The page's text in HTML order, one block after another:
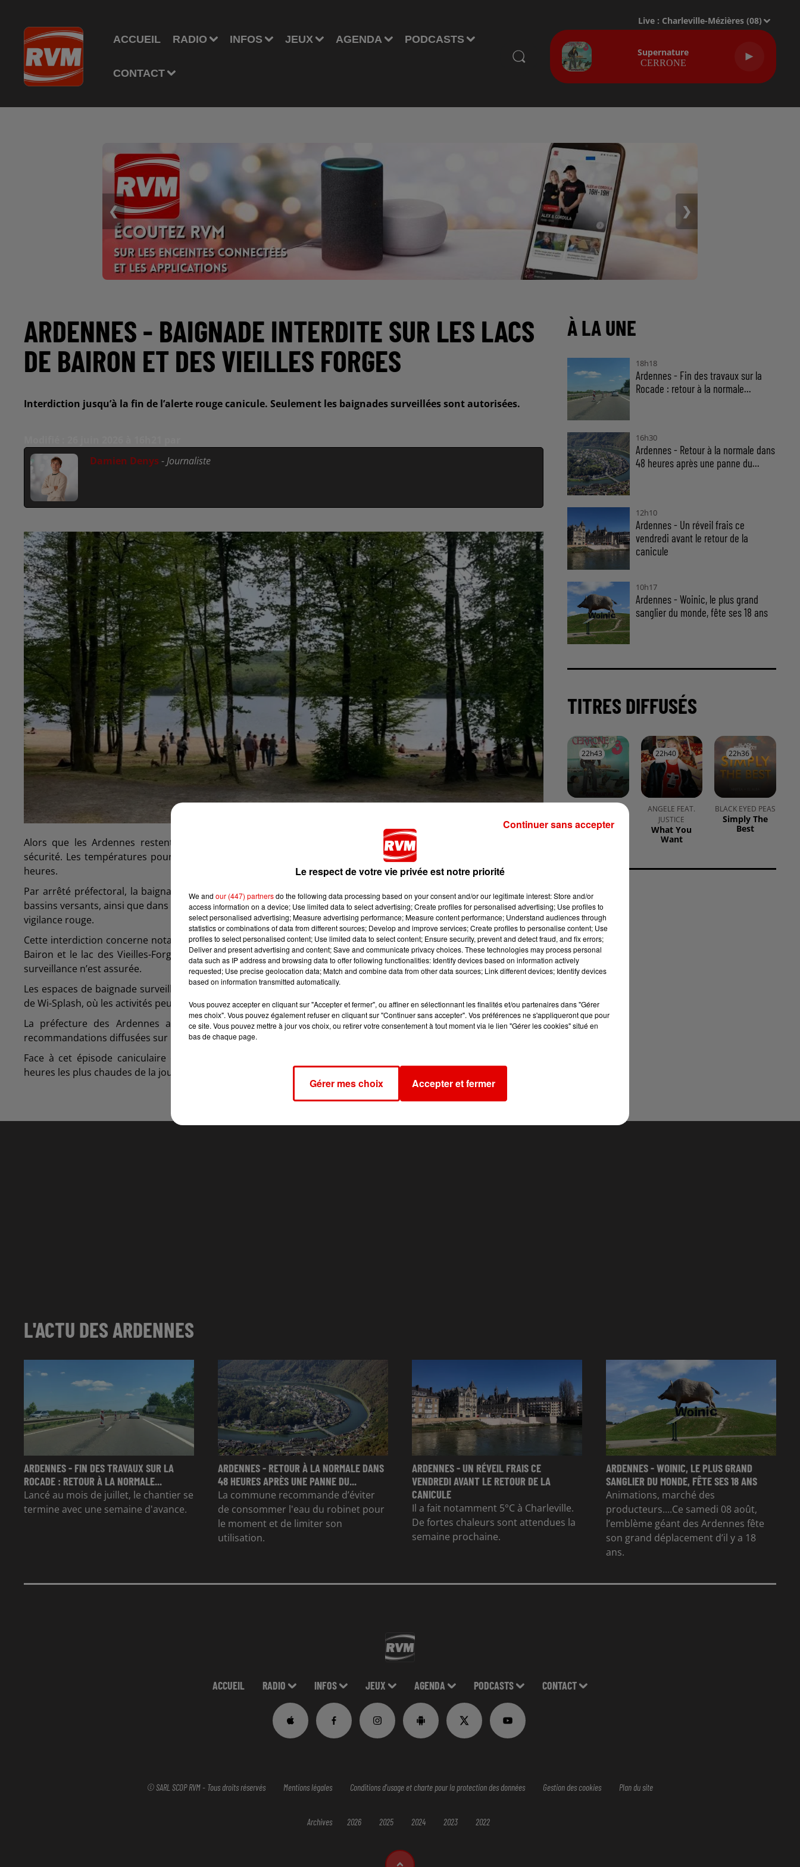
ACCUEIL RADIO INFOS JEUX AGENDA PODCASTS
CONTACT
Live : Charleville-Mézières (08)
Supernature
CERRONE
❮ ❯
ARDENNES - BAIGNADE INTERDITE SUR LES LACS
DE BAIRON ET DES VIEILLES FORGES
Interdiction jusqu’à la fin de l’alerte rouge canicule. Seulement les baignades surveillées sont autorisées.
Damien Denys -Journaliste
Alors que les Ardennes restent placées en vigilance rouge canicule, les autorités renforcent les mesures de
sécurité. Les températures pourraient encore approcher les 40°C dans le département au cours des prochaines
heures.
Par arrêté préfectoral, la baignade est désormais strictement interdite sur l’ensemble des cours d’eau, des deux
bassins versants, ainsi que dans les lacs, étangs et plans d’eau non aménagés et non surveillés jusqu’à la levée de la
vigilance rouge.
Cette interdiction concerne notamment les deux sites gérés par le Conseil départemental des Ardennes : le lac de
Bairon et le lac des Vieilles-Forges. La mesure vise à prévenir les risques d’accidents dans des zones où aucune
surveillance n’est assurée.
Les espaces de baignade surveillés ne sont en revanche pas concernés par cette décision. C’est notamment le cas
de Wi-Splash, où les activités peuvent se poursuivre dans le respect des consignes de sécurité en vigueur.
La préfecture des Ardennes appelle les usagers à respecter strictement cette interdiction et à suivre les
recommandations diffusées sur les différents sites concernés.
Face à cet épisode caniculaire exceptionnel, il faut s’hydrater régulièrement, éviter les activités physiques aux
heures les plus chaudes de la journée et prendre des nouvelles des personnes les plus fragiles
À LA UNE
18h18
Ardennes - Fin des travaux sur la
Rocade : retour à la normale...
16h30
Ardennes - Retour à la normale dans
48 heures après une panne du...
12h10
Ardennes - Un réveil frais ce
vendredi avant le retour de la
canicule
10h17
Ardennes - Woinic, le plus grand
sanglier du monde, fête ses 18 ans
TITRES DIFFUSÉS
22h43
22h43
Supernature
22h40
22h40
ANGELE FEAT.
JUSTICE
What You
Want
22h36
22h36
BLACK EYED PEAS
Simply The
Best
L'ACTU DES ARDENNES
ARDENNES - FIN DES TRAVAUX SUR LA
ROCADE : RETOUR À LA NORMALE...
Lancé au mois de juillet, le chantier se
termine avec une semaine d'avance.
ARDENNES - RETOUR À LA NORMALE DANS
48 HEURES APRÈS UNE PANNE DU...
La commune recommande d’éviter
de consommer l'eau du robinet pour
le moment et de limiter son
utilisation.
ARDENNES - UN RÉVEIL FRAIS CE
VENDREDI AVANT LE RETOUR DE LA
CANICULE
Il a fait notamment 5°C à Charleville.
De fortes chaleurs sont attendues la
semaine prochaine.
ARDENNES - WOINIC, LE PLUS GRAND
SANGLIER DU MONDE, FÊTE SES 18 ANS
Animations, marché des
producteurs....Ce samedi 08 août,
l’emblème géant des Ardennes fête
son grand déplacement d’il y a 18
ans.
ACCUEIL RADIO INFOS JEUX AGENDA PODCASTS CONTACT
© SARL SCOP RVM - Tous droits réservés Mentions légales Conditions d'usage et charte pour la protection des données Gestion des cookies Plan du site
Archives 2026 2025 2024 2023 2022
Le respect de votre vie privée est notre priorité
We and our (447) partnersdo the following data processing based on your consent and/or our legitimate interest: Store and/or
access information on a device; Use limited data to select advertising; Create profiles for personalised advertising; Use profiles to
select personalised advertising; Measure advertising performance; Measure content performance; Understand audiences through
statistics or combinations of data from different sources; Develop and improve services; Create profiles to personalise content; Use
profiles to select personalised content; Use limited data to select content; Ensure security, prevent and detect fraud, and fix errors;
Deliver and present advertising and content; Save and communicate privacy choices. These technologies may process personal
data such as IP address and browsing data to offer following functionalities: Identify devices based on information actively
requested; Use precise geolocation data; Match and combine data from other data sources; Link different devices; Identify devices
based on information transmitted automatically.
Vous pouvez accepter en cliquant sur "Accepter et fermer", ou affiner en sélectionnant les finalités et/ou partenaires dans "Gérer
mes choix". Vous pouvez également refuser en cliquant sur "Continuer sans accepter". Vos préférences ne s'appliqueront que pour
ce site. Vous pouvez mettre à jour vos choix, ou retirer votre consentement à tout moment via le lien "Gérer les cookies" situé en
bas de chaque page.
Gérer mes choix Accepter et fermer
Continuer sans accepter